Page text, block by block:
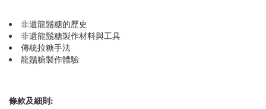
非遺龍鬚糖的歷史
非遺龍鬚糖製作材料與工具
傳統拉糖手法
龍鬚糖製作體驗
條款及細則: